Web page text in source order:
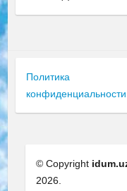
Политика
конфиденциальности
© Copyright
2026.